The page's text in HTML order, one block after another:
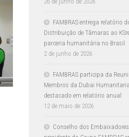
FAMBRAS entrega relatório
Distribuição de Tâmaras ao
parceria humanitária no Brasil
2 de junho de 2026
FAMBRAS participa da
Membros da Dubai
destacado em relatório anual
12 de maio de 2026
Conselho dos